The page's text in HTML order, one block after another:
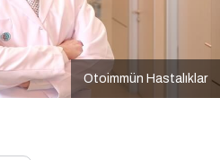
Otoimmün Hastalıklar